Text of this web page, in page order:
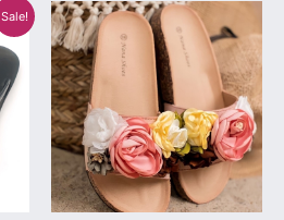
Sale!
Sellel
tootel
varianti.
Valikuid
saab
teha